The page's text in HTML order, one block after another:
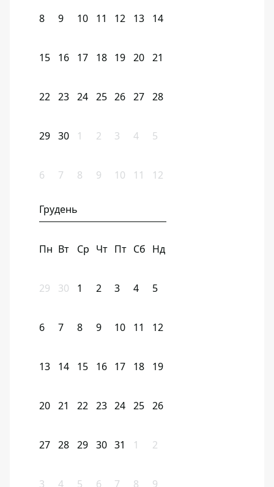
8 9 10 11 12 13 14
15 16 17 18 19 20 21
22 23 24 25 26 27 28
29 30 1 2 3 4 5
6 7 8 9 10 11 12
Грудень
Пн Вт Ср Чт Пт Сб Нд
29 30 1 2 3 4 5
6 7 8 9 10 11 12
13 14 15 16 17 18 19
20 21 22 23 24 25 26
27 28 29 30 31 1 2
3 4 5 6 7 8 9